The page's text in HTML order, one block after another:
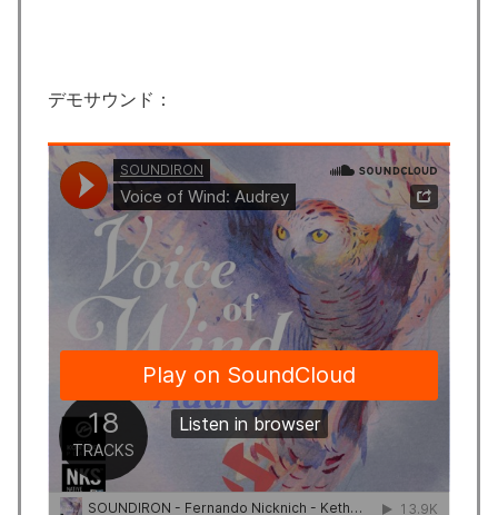
デモサウンド：